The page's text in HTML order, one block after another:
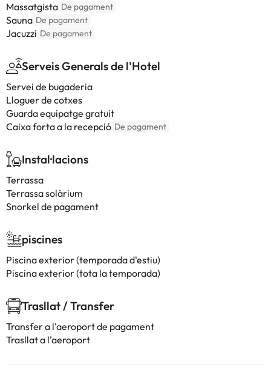
Massatgista De pagament
Sauna De pagament
Jacuzzi De pagament
Serveis Generals de l'Hotel
Servei de bugaderia
Lloguer de cotxes
Guarda equipatge gratuit
Caixa forta a la recepció De pagament
Instal·lacions
Terrassa
Terrassa solàrium
Snorkel de pagament
piscines
Piscina exterior (temporada d'estiu)
Piscina exterior (tota la temporada)
Trasllat / Transfer
Transfer a l'aeroport de pagament
Trasllat a l'aeroport